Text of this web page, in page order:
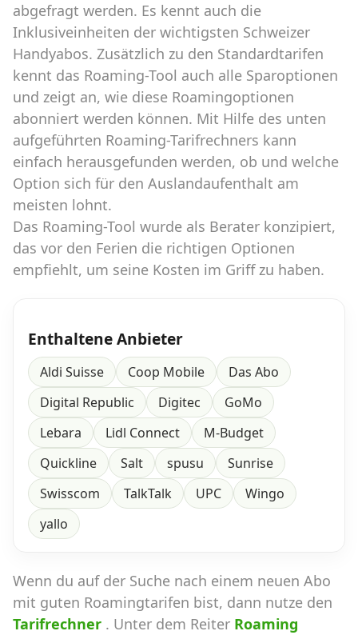
abgefragt werden. Es kennt auch die
Inklusiveinheiten der wichtigsten Schweizer
Handyabos. Zusätzlich zu den Standardtarifen
kennt das Roaming-Tool auch alle Sparoptionen
und zeigt an, wie diese Roamingoptionen
abonniert werden können. Mit Hilfe des unten
aufgeführten Roaming-Tarifrechners kann
einfach herausgefunden werden, ob und welche
Option sich für den Auslandaufenthalt am
meisten lohnt.
Das Roaming-Tool wurde als Berater konzipiert,
das vor den Ferien die richtigen Optionen
empfiehlt, um seine Kosten im Griff zu haben.
Enthaltene Anbieter
Aldi Suisse Coop Mobile
Das Abo
Digital Republic
Digitec
GoMo
Lebara
Lidl Connect
M-Budget
Quickline
Salt spusu
Sunrise
Swisscom
TalkTalk UPC
Wingo
yallo
Wenn du auf der Suche nach einem neuen Abo
mit guten Roamingtarifen bist, dann nutze den
Tarifrechner . Unter dem Reiter Roaming